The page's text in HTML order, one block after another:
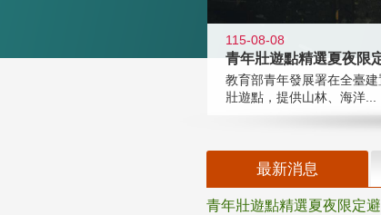
115-08-08
教育部青年發展署在全臺
壯遊點，提供山林、海洋...
最新消息
青年壯遊點精選夏夜限定